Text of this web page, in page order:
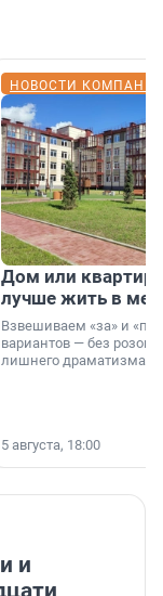
НОВОСТИ
Дом или
лучше жить в
Взвешиваем «за» и
вариантов — без
лишнего драматизма.
5 августа, 18:00
и